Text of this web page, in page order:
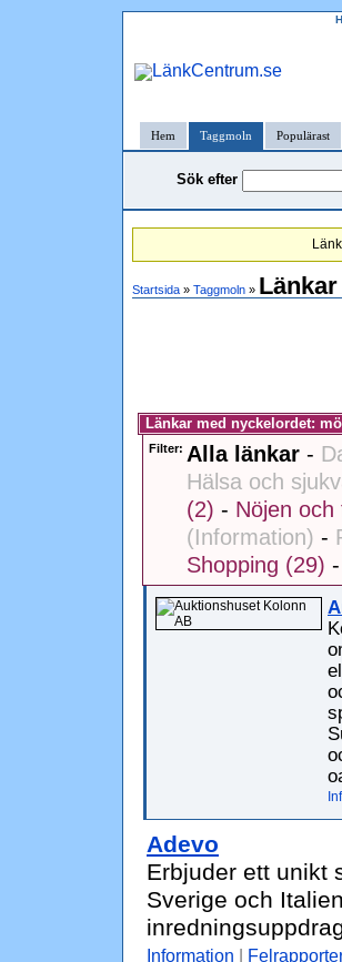
Hem Taggmoln Populärast
Sök efter
Startsida » Taggmoln »
Länkar med nyckelordet:
Filter: Alla länkar -
Hälsa och
(2) - Nöjen och
(Information) -
Shopping (29) -
Adevo
Erbjuder ett unikt
Sverige och
Information |